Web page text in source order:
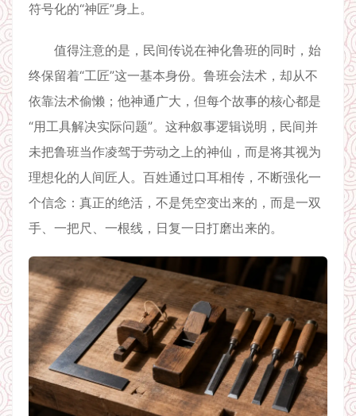
符号化的“神匠”身上。
值得注意的是，民间传说在神化鲁班的同时，始
终保留着“工匠”这一基本身份。鲁班会法术，却从不
依靠法术偷懒；他神通广大，但每个故事的核心都是
“用工具解决实际问题”。这种叙事逻辑说明，民间并
未把鲁班当作凌驾于劳动之上的神仙，而是将其视为
理想化的人间匠人。百姓通过口耳相传，不断强化一
个信念：真正的绝活，不是凭空变出来的，而是一双
手、一把尺、一根线，日复一日打磨出来的。